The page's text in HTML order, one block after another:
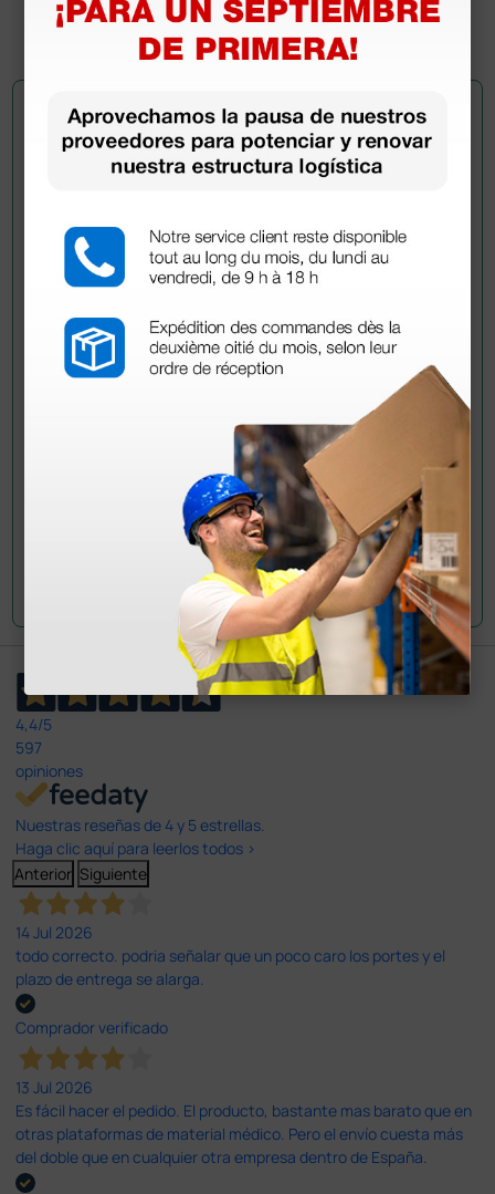
Pregúntale a un colega
¿Todavía tienes alguna duda? ¿Necesitas más
información?
Envía ahora mismo tu pregunta a los colegas que ya
Envía tu pregunta
4,4/5
597
opiniones
Nuestras reseñas de 4 y 5 estrellas.
Haga clic aquí para leerlos todos >
Anterior Siguiente
14 Jul 2026
todo correcto. podria señalar que un poco caro los portes y el
plazo de entrega se alarga.
Comprador verificado
13 Jul 2026
Es fácil hacer el pedido. El producto, bastante mas barato que en
otras plataformas de material médico. Pero el envío cuesta más
del doble que en cualquier otra empresa dentro de España.